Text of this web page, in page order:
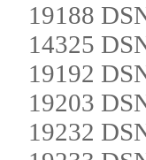
19188
14325
19192
19203
19232